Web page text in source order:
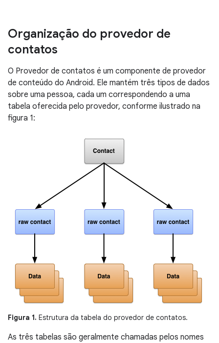
Organização do provedor de
contatos
O Provedor de contatos é um componente de provedor
de conteúdo do Android. Ele mantém três tipos de dados
sobre uma pessoa, cada um correspondendo a uma
tabela oferecida pelo provedor, conforme ilustrado na
figura 1:
Figura 1. Estrutura da tabela do provedor de contatos.
As três tabelas são geralmente chamadas pelos nomes